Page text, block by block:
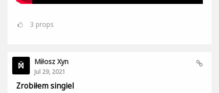
3 props
Miłosz Xyn
Jul 29, 2021
Zrobiłem singiel